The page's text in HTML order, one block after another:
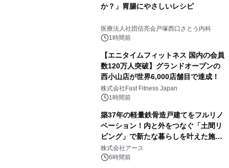
か？」胃腸にやさしいレシピ
医療法人社団信亮会戸塚西口さとう内科
1時間前
【エニタイムフィットネス 国内の会員
数120万人突破】グランドオープンの
西小山店が世界6,000店舗目で達成！
株式会社Fast Fitness Japan
1時間前
築37年の軽量鉄骨造戸建てをフルリノ
ベーション！内と外をつなぐ「土間リ
ビング」で新たな暮らしを叶えた施工
事例を株式会社アースが公開
株式会社アース
6時間前